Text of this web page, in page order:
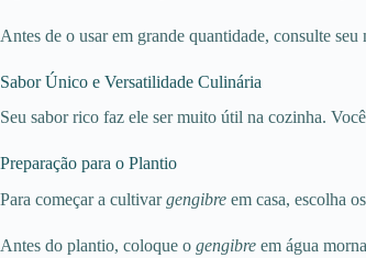
Antes de o usar em grande quantidade, consulte seu
Sabor Único e Versatilidade Culinária
Seu sabor rico faz ele ser muito útil na cozinha.
Preparação para o Plantio
Para começar a cultivargengibre em casa, escolha
Antes do plantio, coloque o gengibre em água